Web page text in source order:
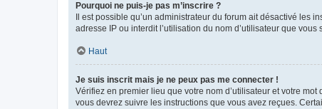
Pourquoi ne puis-je pas m’inscrire ?
Il est possible qu’un administrateur du forum ait désactivé les
adresse IP ou interdit l’utilisation du nom d’utilisateur que
Haut
Je suis inscrit mais je ne peux pas me connecter !
Vérifiez en premier lieu que votre nom d’utilisateur et votre
vous devrez suivre les instructions que vous avez reçues.